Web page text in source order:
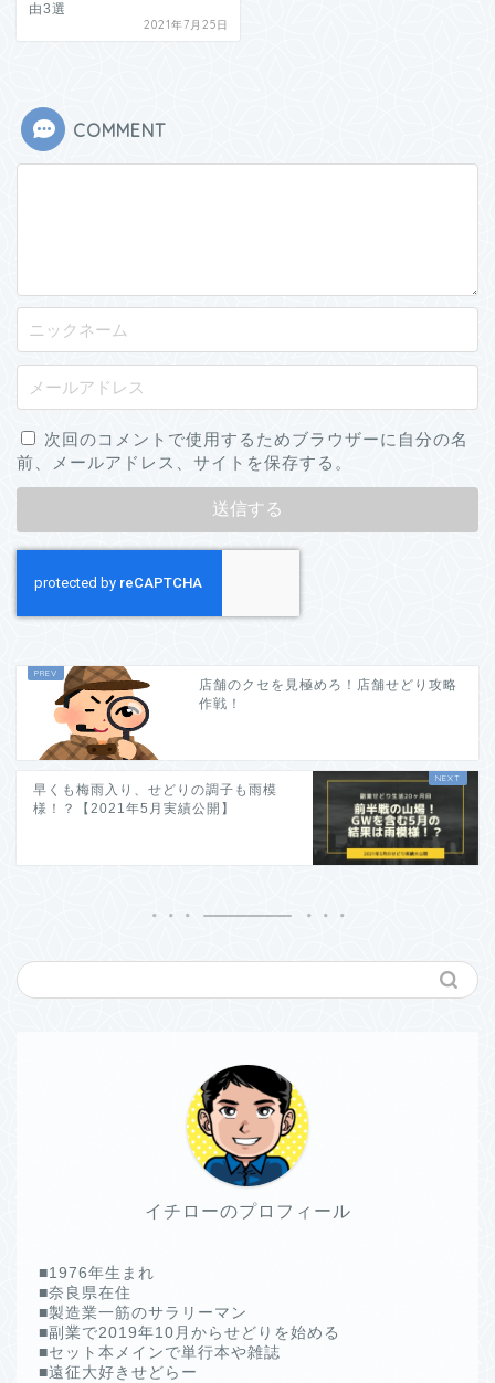
由3選
2021年7月25日
COMMENT
次回のコメントで使用するためブラウザーに自分の名
前、メールアドレス、サイトを保存する。
店舗のクセを見極めろ！店舗せどり攻略
作戦！
早くも梅雨入り、せどりの調子も雨模
様！？【2021年5月実績公開】
イチローのプロフィール
■1976年生まれ
■奈良県在住
■製造業一筋のサラリーマン
■副業で2019年10月からせどりを始める
■セット本メインで単行本や雑誌
■遠征大好きせどらー